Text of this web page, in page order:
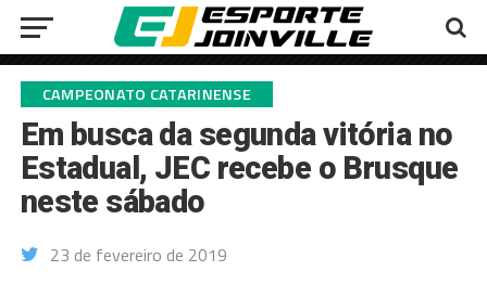
CAMPEONATO CATARINENSE
Em busca da segunda vitória no
Estadual, JEC recebe o Brusque
neste sábado
23 de fevereiro de 2019